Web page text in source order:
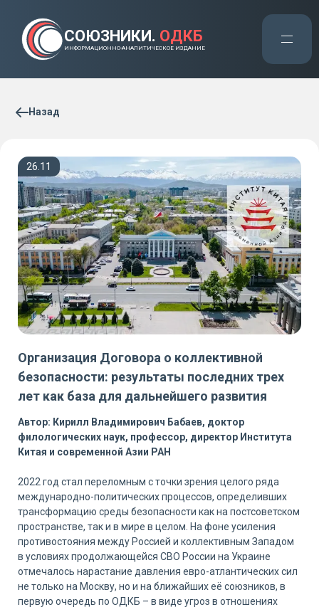
СОЮЗНИКИ. ОДКБ
ИНФОРМАЦИОННО-АНАЛИТИЧЕСКОЕ ИЗДАНИЕ
Назад
26.11
Организация Договора о коллективной
безопасности: результаты последних трех
лет как база для дальнейшего развития
Автор: Кирилл Владимирович Бабаев, доктор
филологических наук, профессор, директор Института
Китая и современной Азии РАН
2022 год стал переломным с точки зрения целого ряда
международно-политических процессов, определивших
трансформацию среды безопасности как на постсоветском
пространстве, так и в мире в целом. На фоне усиления
противостояния между Россией и коллективным Западом
в условиях продолжающейся СВО России на Украине
отмечалось нарастание давления евро-атлантических сил
не только на Москву, но и на ближайших её союзников, в
первую очередь по ОДКБ – в виде угроз в отношениях